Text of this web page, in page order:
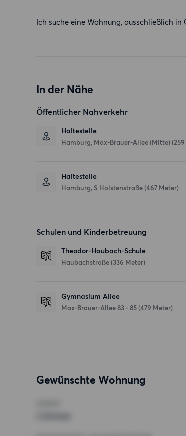
Ich suche eine Wohnung, ausschließlich in
In der Nähe
Öffentlicher Nahverkehr
Haltestelle
Hamburg, Max-Brauer-Allee (Mitte) (259
Haltestelle
Hamburg, S Holstenstraße (467 Meter)
Schulen und Kinderbetreuung
Theodor-Haubach-Schule
Haubachstraße (336 Meter)
Gymnasium Allee
Max-Brauer-Allee 83 - 85 (479 Meter)
Gewünschte Wohnung